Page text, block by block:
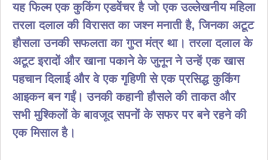
यह फिल्म एक कुकिंग एडवेंचर है जो एक उल्लेखनीय महिला
तरला दलाल की विरासत का जश्न मनाती है, जिनका अटूट
हौसला उनकी सफलता का गुप्त मंत्र था। तरला दलाल के
अटूट इरादों और खाना पकाने के जुनून ने उन्हें एक खास
पहचान दिलाई और वे एक गृहिणी से एक प्रसिद्ध कुकिंग
आइकन बन गईं। उनकी कहानी हौसले की ताकत और
सभी मुश्किलों के बावजूद सपनों के सफर पर बने रहने की
एक मिसाल है।